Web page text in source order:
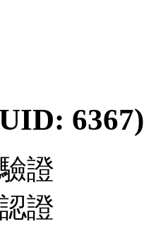
6367)
證
證